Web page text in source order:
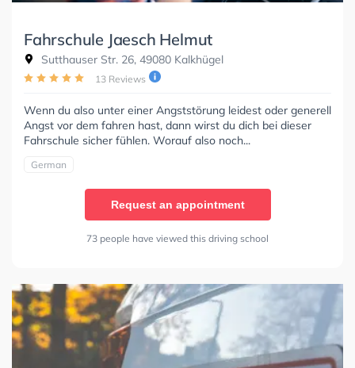
Fahrschule Jaesch Helmut
Sutthauser Str. 26, 49080 Kalkhügel
13 Reviews
Wenn du also unter einer Angststörung leidest oder generell
Angst vor dem fahren hast, dann wirst du dich bei dieser
Fahrschule sicher fühlen. Worauf also noch...
German
Request an appointment
73 people have viewed this driving school